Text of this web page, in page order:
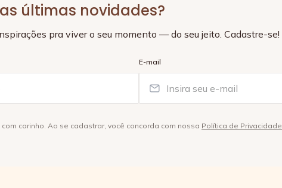
últimas novidades?
pra viver o seu momento — do seu jeito. Cadastre-se!
E-mail
carinho. Ao se cadastrar, você concorda com nossa Política de Privacidade